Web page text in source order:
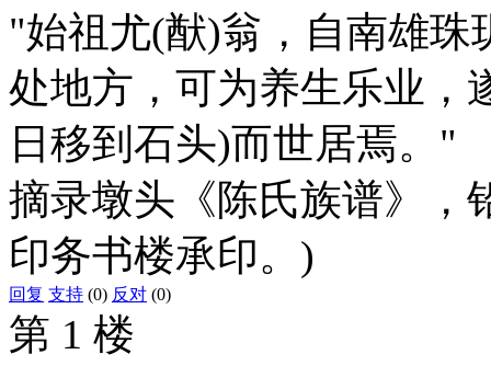
"始祖尤(猷)翁，自南雄珠
处地方，可为养生乐业，
日移到石头)而世居焉。"
摘录墩头《陈氏族谱》，
印务书楼承印。)
回复 支持 (0) 反对 (0)
第 1 楼